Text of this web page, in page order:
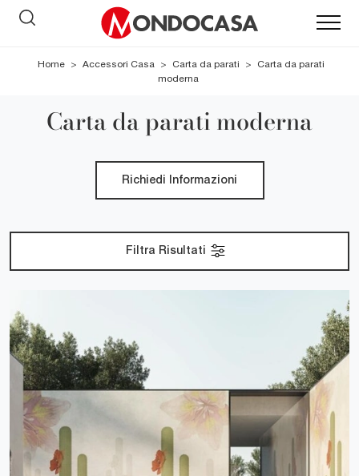
Home > Accessori Casa > Carta da parati >
Carta da parati
moderna
Carta da parati moderna
Richiedi Informazioni
Filtra Risultati